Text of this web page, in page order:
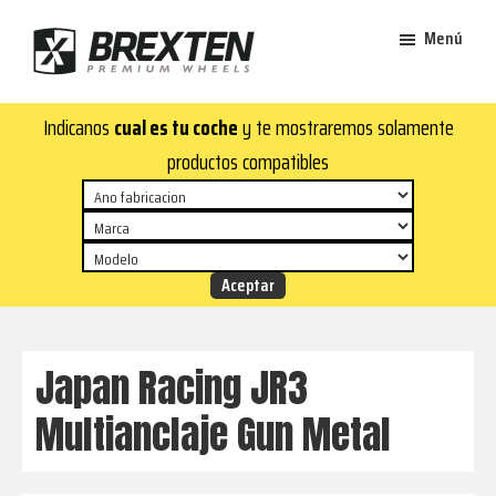
contenido
principal
de
página
Brexten
aluminio
premium
¡En
Brexten.com
encontrarás
aluminio
top!
estilo
para
Menú
Indicanos cual es tu cochey te mostraremos solamente
productos compatibles
Japan Racing JR3
Multianclaje Gun Metal